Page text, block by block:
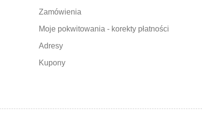
Zamówienia
Moje pokwitowania - korekty płatności
Adresy
Kupony